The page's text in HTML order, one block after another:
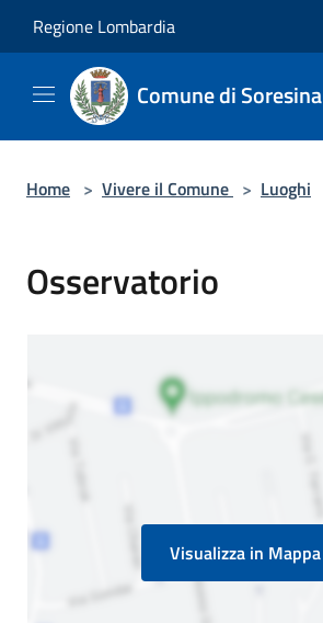
Regione Lombardia
Comune di Soresina
Home > Vivere il Comune > Luoghi
Osservatorio
Visualizza in Mappa